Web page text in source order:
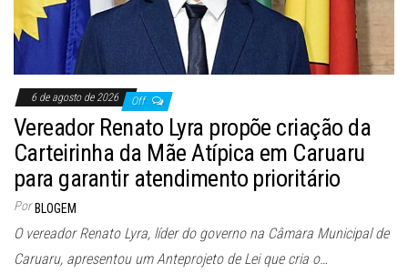
6 de agosto de 2026 Off
Vereador Renato Lyra propõe criação da
Carteirinha da Mãe Atípica em Caruaru
para garantir atendimento prioritário
Por BLOGEM
O vereador Renato Lyra, líder do governo na Câmara Municipal de
Caruaru, apresentou um Anteprojeto de Lei que cria o…